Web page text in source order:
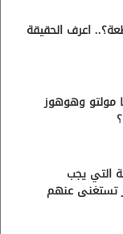
اعرف الحقيقة
مولتو وهوهوز
التي يجب